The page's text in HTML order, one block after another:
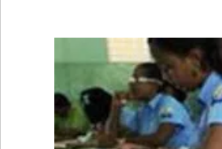
REGIONALES
ESPECTÁCULOS